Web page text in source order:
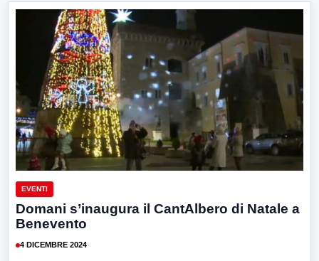
EVENTI
Domani s’inaugura il CantAlbero di Natale a
Benevento
4 DICEMBRE 2024